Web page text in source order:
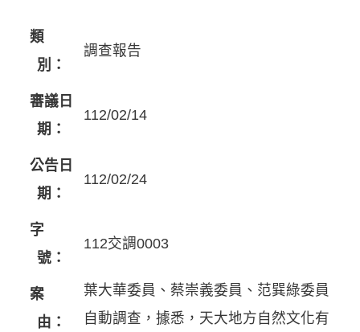
類
別：
調查報告
審議日
期：
112/02/14
公告日
期：
112/02/24
字
號：
112交調0003
案
由：
葉大華委員、蔡崇義委員、范巽綠委員
自動調查，據悉，天大地方自然文化有